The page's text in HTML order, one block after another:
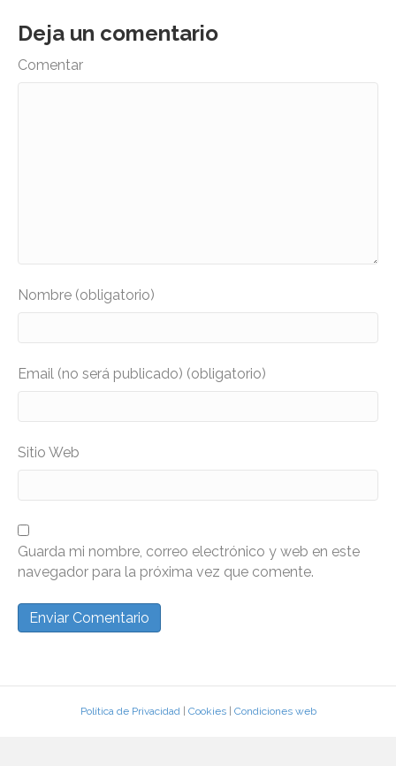
Deja un comentario
Comentar
Nombre (obligatorio)
Email (no será publicado) (obligatorio)
Sitio Web
Guarda mi nombre, correo electrónico y web en este
navegador para la próxima vez que comente.
Política de Privacidad| Cookies| Condiciones web